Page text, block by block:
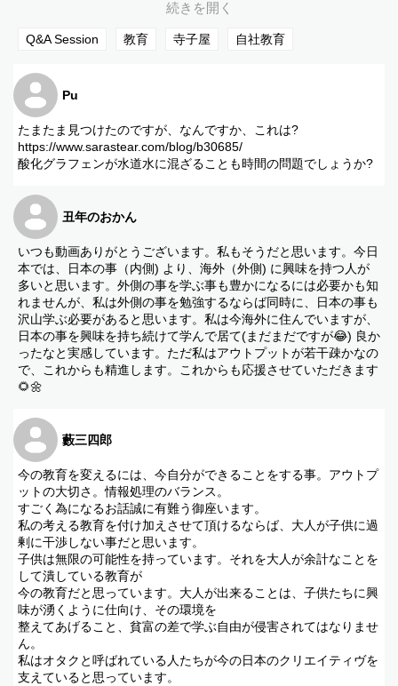
サイト:https://icons8.com/music/
https://twitter.com/hodophilaxjapan
■お仕事のご依頼受付連絡先
nihonsaigonomiko@gmail.com
■ベンジャミンフルフォード日本版公式サイト
https://benjaminfulford.com/
Q&A Session 教育 寺子屋 自社教育
Pu
たまたま見つけたのですが、なんですか、これは?
https://www.sarastear.com/blog/b30685/
酸化グラフェンが水道水に混ざることも時間の問題でしょうか?
丑年のおかん
いつも動画ありがとうございます。私もそうだと思います。今日
本では、日本の事（内側) より、海外（外側) に興味を持つ人が
多いと思います。外側の事を学ぶ事も豊かになるには必要かも知
れませんが、私は外側の事を勉強するならば同時に、日本の事も
沢山学ぶ必要があると思います。私は今海外に住んでいますが、
日本の事を興味を持ち続けて学んで居て(まだまだですが😂) 良か
ったなと実感しています。ただ私はアウトプットが若干疎かなの
で、これからも精進します。これからも応援させていただきます
🌻🌼
藪三四郎
今の教育を変えるには、今自分ができることをする事。アウトプ
ットの大切さ。情報処理のバランス。
すごく為になるお話誠に有難う御座います。
私の考える教育を付け加えさせて頂けるならば、大人が子供に過
剰に干渉しない事だと思います。
子供は無限の可能性を持っています。それを大人が余計なことを
して潰している教育が
今の教育だと思っています。大人が出来ることは、子供たちに興
味が湧くように仕向け、その環境を
整えてあげること、貧富の差で学ぶ自由が侵害されてはなりませ
ん。
私はオタクと呼ばれている人たちが今の日本のクリエイティヴを
支えていると思っています。